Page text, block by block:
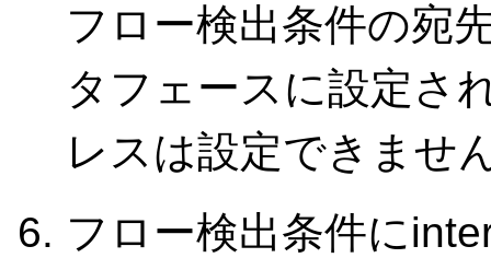
フロー検出条件の宛
タフェースに設定さ
レスは設定できませ
フロー検出条件に